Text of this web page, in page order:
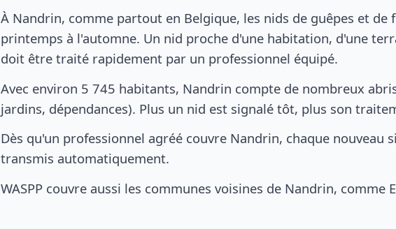
À Nandrin, comme partout en Belgique, les nids de guêpes et de
printemps à l'automne. Un nid proche d'une habitation, d'une
doit être traité rapidement par un professionnel équipé.
Avec environ 5 745 habitants, Nandrin compte de nombreux
jardins, dépendances). Plus un nid est signalé tôt, plus son
Dès qu'un professionnel agréé couvre Nandrin, chaque nouveau
transmis automatiquement.
WASPP couvre aussi les communes voisines de Nandrin, comme